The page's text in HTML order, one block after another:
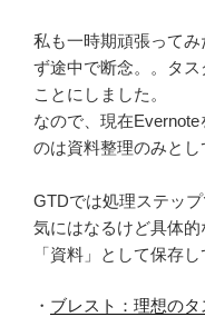
私も一時期頑張って
ず途中で断念。。タ
ことにしました。
なので、現在
のは資料整理のみとし
GTDでは処理ステッ
気にはなるけど具体
「資料」として保存
・ ブレスト：理想の